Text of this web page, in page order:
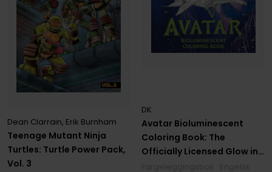
Teenage Mutant Ninja
Turtles: Turtle Power Pack,
Vol. 3
Dean Clarrain, Erik Burnham
Avatar Bioluminescent
Coloring Book: The
Officially Licensed Glow in
DK